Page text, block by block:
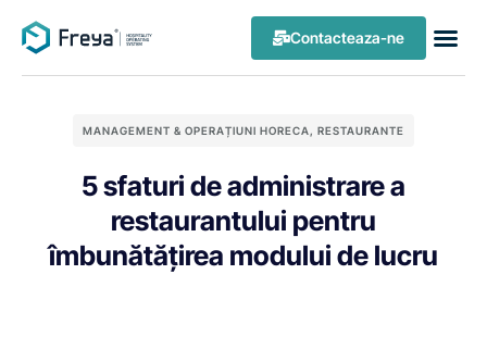
Contacteaza-ne
MANAGEMENT & OPERAȚIUNI HORECA, RESTAURANTE
5 sfaturi de administrare a
restaurantului pentru
îmbunătățirea modului de lucru